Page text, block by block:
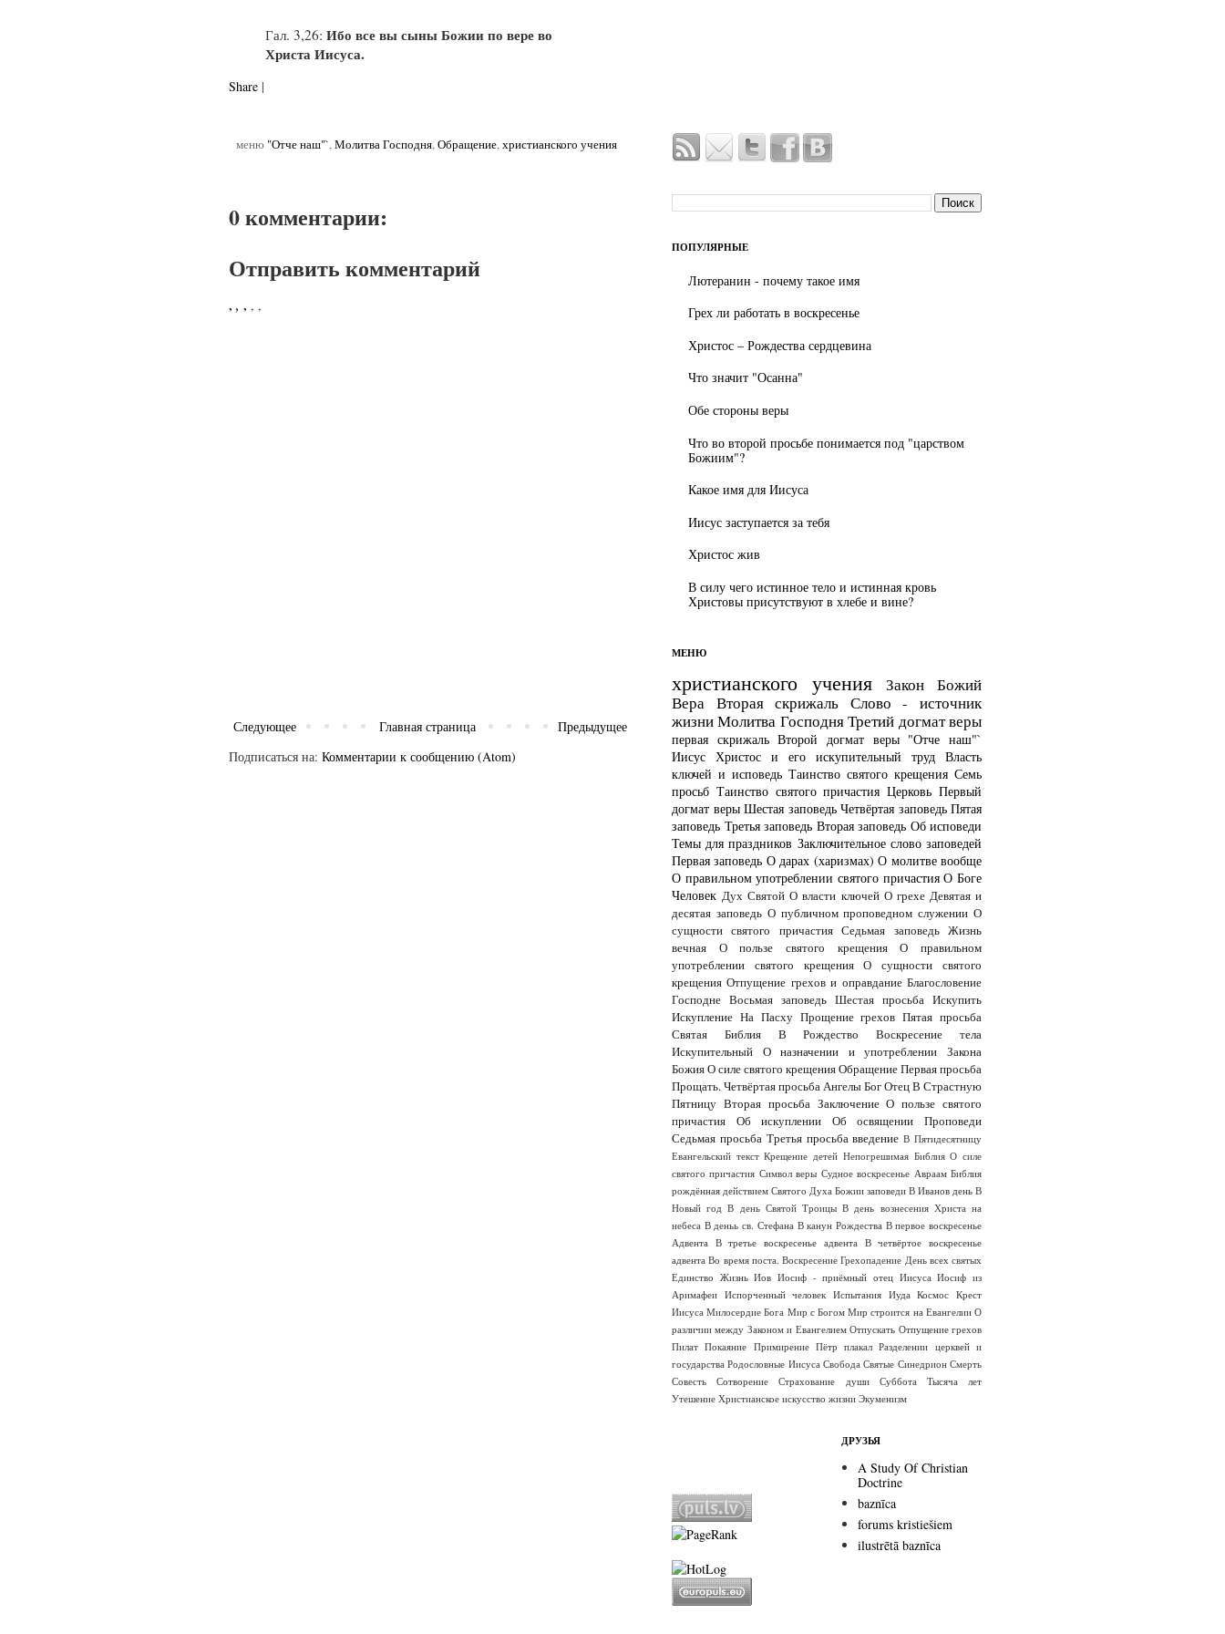
Гал. 3,26: Ибо все вы сыны Божии по вере во
Христа Иисуса.
Share |
меню "Отче наш"`,Молитва Господня,Обращение,христианского учения
0 комментарии:
Отправить комментарий
, , , , ,
Следующее Предыдущее
Главная страница
Подписаться на: Комментарии к сообщению (Atom)
ПОПУЛЯРНЫЕ
Лютеранин - почему такое имя
Грех ли работать в воскресенье
Христос – Рождества сердцевина
Что значит "Осанна"
Обе стороны веры
Что во второй просьбе понимается под "царством
Божиим"?
Какое имя для Иисуса
Иисус заступается за тебя
Христос жив
В силу чего истинное тело и истинная кровь
Христовы присутствуют в хлебе и вине?
МЕНЮ
христианского учения
Закон Божий
Вера Вторая скрижаль Слово - источник
жизниМолитва ГосподняТретий догмат веры
первая скрижаль Второй догмат веры "Отче наш"`
Иисус Христос и его искупительный труд Власть
ключей и исповедь Таинство святого крещения Семь
просьб Таинство святого причастия Церковь Первый
догмат веры Шестая заповедь Четвёртая заповедь Пятая
заповедь Третья заповедь Вторая заповедь Об исповеди
Темы для праздников Заключительное слово заповедей
Первая заповедь О дарах (харизмах) О молитве вообще
О правильном употреблении святого причастия О Боге
Человек Дух Святой О власти ключей О грехе Девятая и
десятая заповедь О публичном проповедном служении О
сущности святого причастия Седьмая заповедь Жизнь
вечная
О пользе святого крещения
О правильном
употреблении святого крещения
О сущности святого
крещения Отпущение грехов и оправдание Благословение
Господне Восьмая заповедь Шестая просьба Искупить
Искупление На Пасху Прощение грехов Пятая просьба
Святая Библия
В Рождество
Воскресение тела
Искупительный
О назначении и употреблении Закона
БожияО силе святого крещенияОбращениеПервая просьба
Прощать.Четвёртая просьбаАнгелыБог ОтецВ Страстную
Пятницу Вторая просьба Заключение О пользе святого
причастия
Об искуплении Об освящении
Проповеди
Седьмая просьба Третья просьба введение В Пятидесятницу
Евангельский текст Крещение детей Непогрешимая Библия О силе
святого причастия Символ веры Судное воскресенье Авраам Библия
рождённая действием Святого Духа Божии заповеди В Иванов день В
Новый год В день Святой Троицы В день вознесения Христа на
небеса В деньь св. Стефана В канун Рождества В первое воскресенье
Адвента В третье воскресенье адвента В четвёртое воскресенье
адвента Во время поста. Воскресение Грехопадение День всех святых
Единство Жизнь Иов Иосиф - приёмный отец Иисуса Иосиф из
Аримафеи Испорченный человек Испытания Иуда Космос Крест
Иисуса Милосердие Бога Мир с Богом Мир строится на Евангелии О
различии между Законом и Евангелием Отпускать Отпущение грехов
Пилат Покаяние Примирение Пётр плакал Разделении церквей и
государства Родословные Иисуса Свобода Святые Синедрион Смерть
Совесть
Сотворение Страхование души Суббота
Тысяча лет
Утешение Христианское искусство жизни Экуменизм
ДРУЗЬЯ
A Study Of Christian
Doctrine
baznīca
forums kristiešiem
ilustrētā baznīca